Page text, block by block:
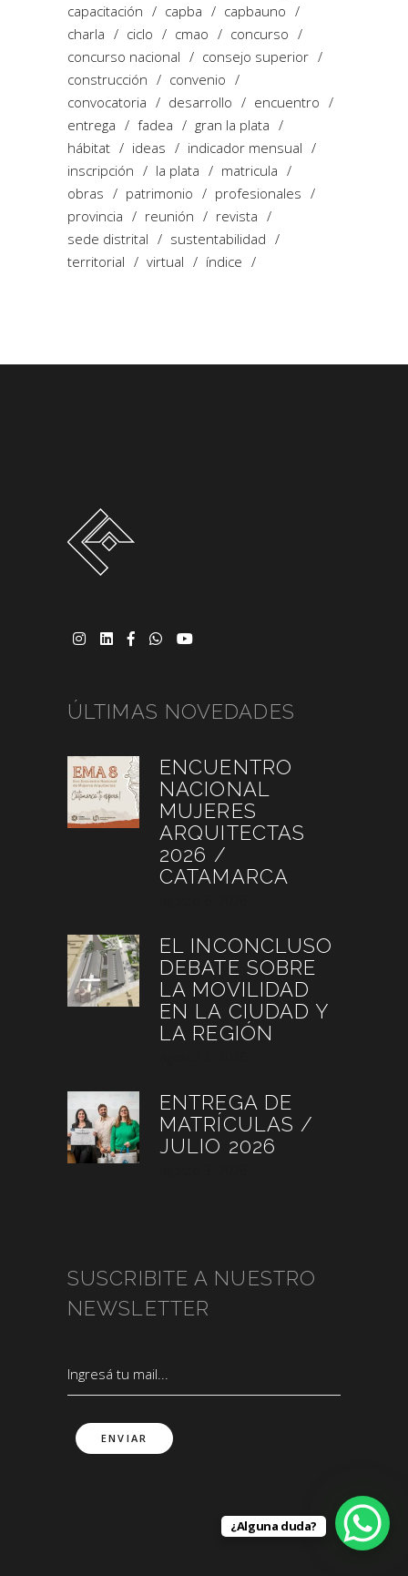
capacitación
capba
capbauno
charla
ciclo cmao
concurso
concurso nacional
consejo superior
construcción
convenio
convocatoria
desarrollo
encuentro
entrega
fadea
gran la plata
hábitat
ideas
indicador mensual
inscripción
la plata
matricula
obras
patrimonio
profesionales
provincia
reunión
revista
sede distrital
sustentabilidad
territorial
virtual índice
ÚLTIMAS NOVEDADES
ENCUENTRO
NACIONAL
MUJERES
ARQUITECTAS
2026 /
CATAMARCA
EL INCONCLUSO
DEBATE SOBRE
LA MOVILIDAD
EN LA CIUDAD Y
LA REGIÓN
ENTREGA DE
MATRÍCULAS /
JULIO 2026
SUSCRIBITE A NUESTRO
NEWSLETTER
¿Alguna duda?